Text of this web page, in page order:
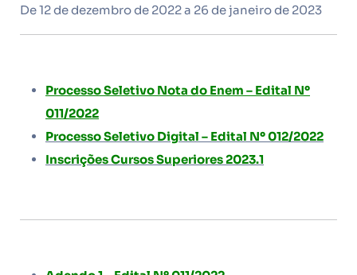
De 12 de dezembro de 2022 a 26 de janeiro de 2023
Processo Seletivo Nota do Enem – Edital Nº
011/2022
Processo Seletivo Digital – Edital Nº 012/2022
InscriçõesCursos Superiores 2023.1